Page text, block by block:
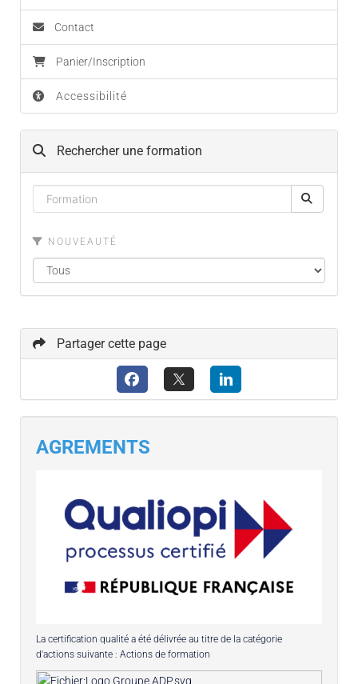
Contact
Panier/Inscription
Accessibilité
Rechercher une formation
NOUVEAUTÉ
Partager cette page
AGREMENTS
La certification qualité a été délivrée au titre de la catégorie
d'actions suivante : Actions de formation